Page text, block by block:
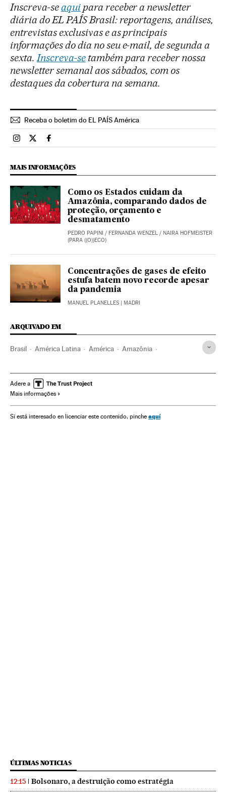
Inscreva-seaquipara receber a newsletter
diária do EL PAÍS Brasil: reportagens, análises,
entrevistas exclusivas e as principais
informações do dia no seu e-mail, de segunda a
sexta. Inscreva-setambém para receber nossa
newsletter semanal aos sábados, com os
destaques da cobertura na semana.
Receba o boletim do EL PAÍS América
Brasil El País Brasil en Instagram
Brasil El País Brasil en Twitter
Brasil El País Brasil en Facebook
MAIS INFORMAÇÕES
Como os Estados cuidam da
Amazônia, comparando dados de
proteção, orçamento e
desmatamento
PEDRO PAPINI / FERNANDA WENZEL / NAIRA HOFMEISTER
(PARA ((O))ECO)
Concentrações de gases de efeito
estufa batem novo recorde apesar
da pandemia
MANUEL PLANELLES | MADRI
ARQUIVADO EM
Brasil América Latina América Amazônia
Mudança climática Incêndios florestais
Hamilton Mourão
Adere a
Mais informações
Si está interesado en licenciar este contenido, pinche aquí
ÚLTIMAS NOTICIAS
12:15 Bolsonaro, a destruição como estratégia